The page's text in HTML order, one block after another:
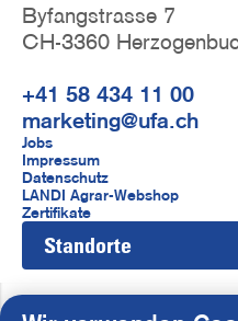
Byfangstrasse 7
CH-3360
+41 58 434 11 00
marketing@ufa.ch
F
u
ß
z
e
Jobs
Impressum
Datenschutz
LANDI Agrar-Webshop
Zertifikate
Standorte